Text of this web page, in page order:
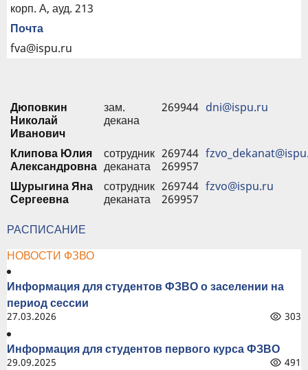
корп. А, ауд. 213
Почта
fva@ispu.ru
Дюповкин
Николай
Иванович
зам.
декана
269944 dni@ispu.ru
Клипова Юлия
Александровна
сотрудник
деканата
269744
269957
Шурыгина Яна
Сергеевна
сотрудник
деканата
269744
269957
fzvo@ispu.ru
РАСПИСАНИЕ
НОВОСТИ ФЗВО
Информация для студентов ФЗВО о заселении на
период сессии
27.03.2026 303
Информация для студентов первого курса ФЗВО
29.09.2025 491